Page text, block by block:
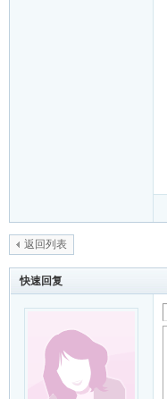
返回列表
快速回复